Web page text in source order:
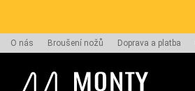
O nás Broušení nožů Doprava a platba